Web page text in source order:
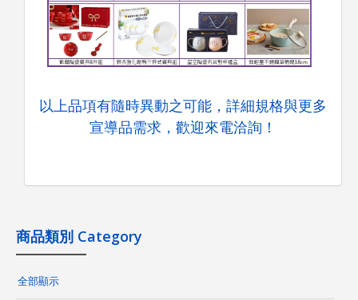
以上品項有隨時異動之可能，詳細規格與更多
宣導品需求，歡迎來電洽詢！
商品類別 Category
全部顯示